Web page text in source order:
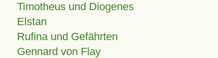
Timotheus und Diogenes
Elstan
Rufina und Gefährten
Gennard von Flay